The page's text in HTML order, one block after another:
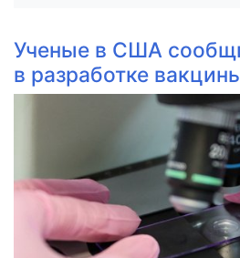
Ученые в США
в разработке